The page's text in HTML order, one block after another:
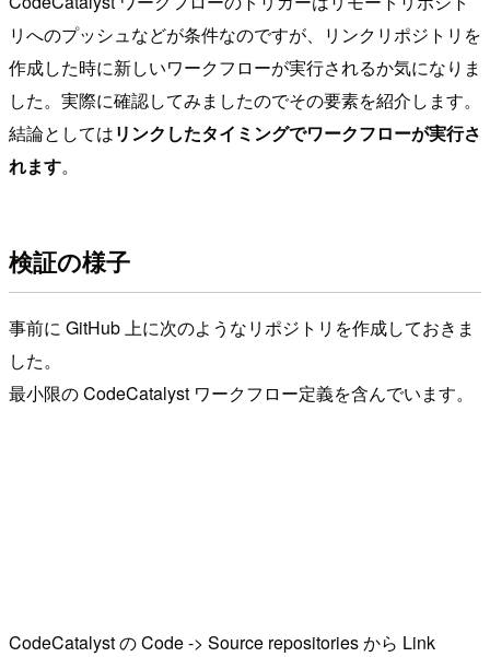
リへのプッシュなどが条件なのですが、リンクリポジトリを
作成した時に新しいワークフローが実行されるか気になりま
した。実際に確認してみましたのでその要素を紹介します。
結論としてはリンクしたタイミングでワークフローが実行さ
れます。
検証の様子
事前に GitHub 上に次のようなリポジトリを作成しておきま
した。
最小限の CodeCatalyst ワークフロー定義を含んでいます。
CodeCatalyst の Code -> Source repositories から Link